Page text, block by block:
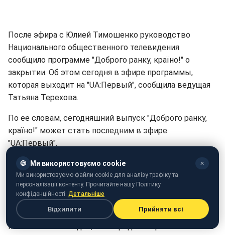
После эфира с Юлией Тимошенко руководство
Национального общественного телевидения
сообщило программе "Доброго ранку, країно!" о
закрытии. Об этом сегодня в эфире программы,
которая выходит на "UA:Первый", сообщила ведущая
Татьяна Терехова.
По ее словам, сегодняшний выпуск "Доброго ранку,
країно!" может стать последним в эфире
"UA:Первый".
"После эфира с Юлией Тимошенко руководство
Национального общественного телевидения
сообщило, что нас закрывают. То есть канал
закрывает самую рейтинговую программу в эфире
"UA:Первый" после интервью с оппозиционным
политиком. Очевидно, что перед выборами власти не
🍪 Ми використовуємо cookie ✕
Ми використовуємо файли cookie для аналізу трафіку та
персоналізації контенту. Прочитайте нашу Політику
конфіденційності. Детальніше
Відхилити Прийняти всі